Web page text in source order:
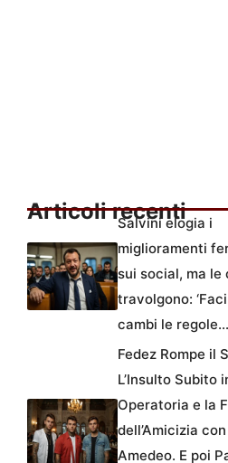
Articoli recenti
Salvini elogia i
miglioramenti
sui social, ma
travolgono:
cambi le
Fedez Rompe il
L’Insulto Subito
Operatoria e la
dell’Amicizia
Amedeo. E poi